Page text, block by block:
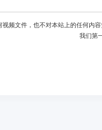
频文件，也不对本站上的任何内
我们第